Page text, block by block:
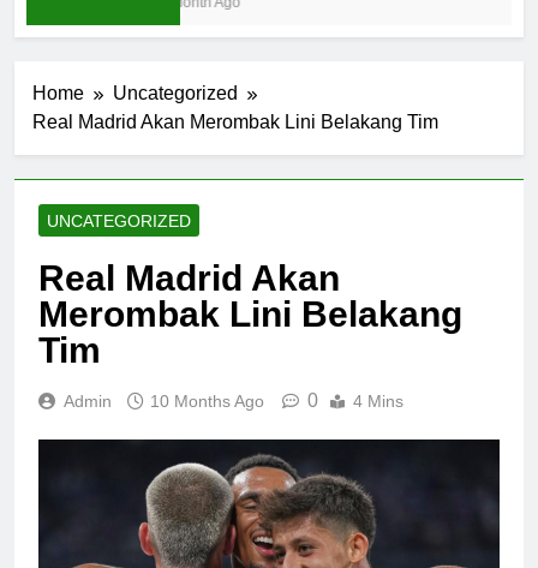
Home
Uncategorized
Real Madrid Akan Merombak Lini Belakang Tim
UNCATEGORIZED
Real Madrid Akan
Merombak Lini Belakang
Tim
Admin 10 Months Ago 0 4 Mins